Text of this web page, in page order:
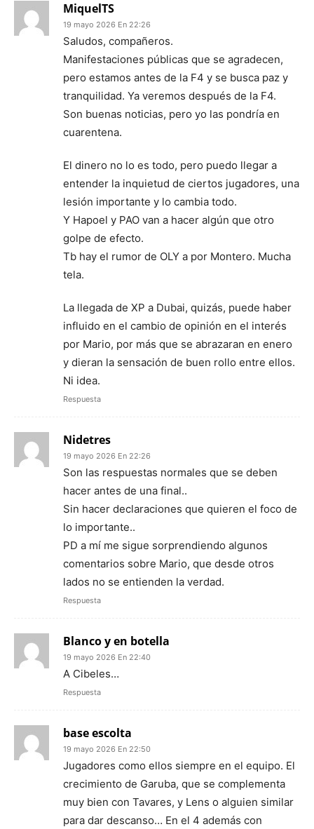
MiquelTS
19 mayo 2026 En 22:26
Saludos, compañeros.
Manifestaciones públicas que se agradecen,
pero estamos antes de la F4 y se busca paz y
tranquilidad. Ya veremos después de la F4.
Son buenas noticias, pero yo las pondría en
cuarentena.
El dinero no lo es todo, pero puedo llegar a
entender la inquietud de ciertos jugadores, una
lesión importante y lo cambia todo.
Y Hapoel y PAO van a hacer algún que otro
golpe de efecto.
Tb hay el rumor de OLY a por Montero. Mucha
tela.
La llegada de XP a Dubai, quizás, puede haber
influido en el cambio de opinión en el interés
por Mario, por más que se abrazaran en enero
y dieran la sensación de buen rollo entre ellos.
Ni idea.
Respuesta
Nidetres
19 mayo 2026 En 22:26
Son las respuestas normales que se deben
hacer antes de una final..
Sin hacer declaraciones que quieren el foco de
lo importante..
PD a mí me sigue sorprendiendo algunos
comentarios sobre Mario, que desde otros
lados no se entienden la verdad.
Respuesta
Blanco y en botella
19 mayo 2026 En 22:40
A Cibeles…
Respuesta
base escolta
19 mayo 2026 En 22:50
Jugadores como ellos siempre en el equipo. El
crecimiento de Garuba, que se complementa
muy bien con Tavares, y Lens o alguien similar
para dar descanso… En el 4 además con